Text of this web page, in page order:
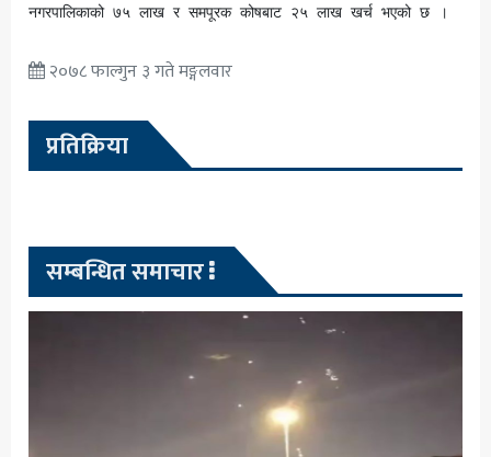
नगरपालिकाको ७५ लाख र समपूरक कोषबाट २५ लाख खर्च भएको छ ।
२०७८ फाल्गुन ३ गते मङ्गलवार
प्रतिक्रिया
सम्बन्धित समाचार